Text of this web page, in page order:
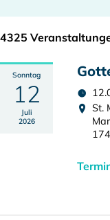
4325
Sonntag
12
Juli
2026
St.